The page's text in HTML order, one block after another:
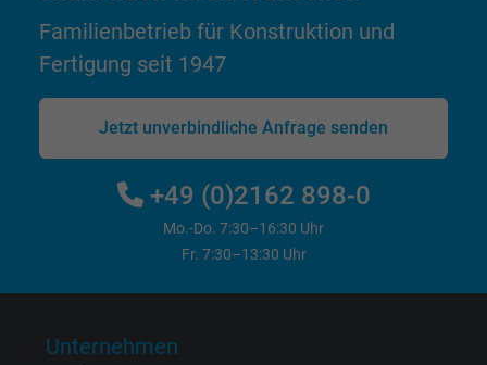
Familienbetrieb für Konstruktion und
Fertigung seit 1947
Jetzt unverbindliche Anfrage senden
+49 (0)2162 898-0
Mo.-Do. 7:30–16:30 Uhr
Fr. 7:30–13:30 Uhr
Unternehmen